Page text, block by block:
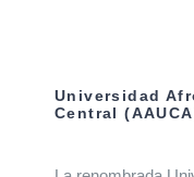
Universidad
Central